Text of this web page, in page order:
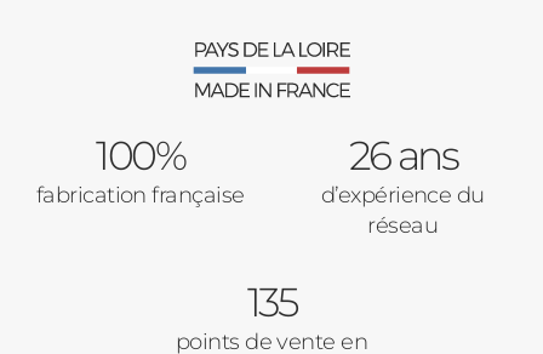
100%
fabrication française
26 ans
d’expérience du
réseau
135
points de vente en